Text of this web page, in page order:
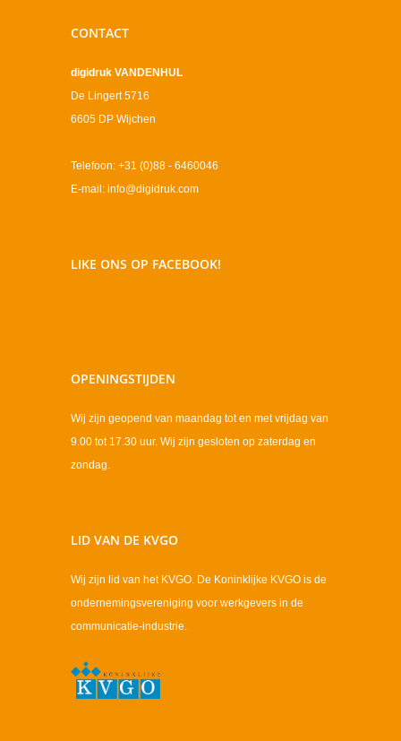
CONTACT
digidruk VANDENHUL
De Lingert 5716
6605 DP Wijchen
Telefoon: +31 (0)88 - 6460046
E-mail: info@digidruk.com
LIKE ONS OP FACEBOOK!
OPENINGSTIJDEN
Wij zijn geopend van maandag tot en met vrijdag van
9.00 tot 17.30 uur. Wij zijn gesloten op zaterdag en
zondag.
LID VAN DE KVGO
Wij zijn lid van het KVGO. De Koninklijke KVGO is de
ondernemingsvereniging voor werkgevers in de
communicatie-industrie.